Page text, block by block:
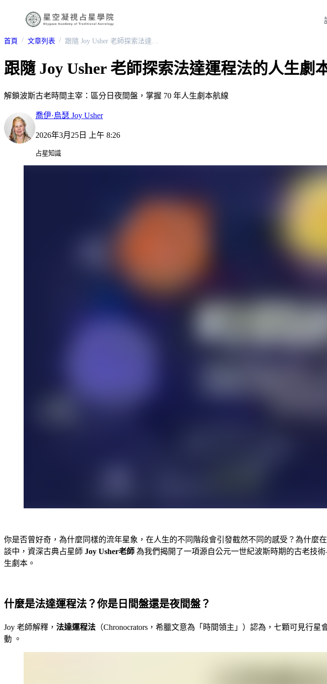
首頁 文章列表 跟隨 Joy Usher 老師探索法達運程法的人生劇本（上）
跟隨 Joy Usher 老師探索法達運程法的人生劇
解鎖波斯古老時間主宰：區分日夜間盤，掌握 70 年人生劇本航線
喬伊·烏瑟 Joy Usher
2026年3月25日 上午 8:26
占星知識
你是否曾好奇，為什麼同樣的流年星象，在人生的不同階段會引發截然不同的感受？為什
談中，資深古典占星師 Joy Usher老師 為我們揭開了一項源自公元一世紀波斯時期的古老技
生劇本。
什麼是法達運程法？你是日間盤還是夜間盤？
Joy 老師解釋， 法達運程法 （Chronocrators，希臘文意為「時間領主」）認為，七顆可見行
動 。